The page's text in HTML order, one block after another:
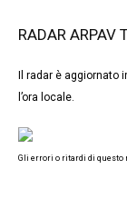
RADAR ARPAV
Il radar è aggiornato
l’ora locale.
Gli errori o ritardi di questo